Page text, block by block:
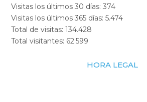
Visitas los últimos 30 días:374
Visitas los últimos 365 días:5.474
Total de visitas:134.428
Total visitantes: 62.599
HORA LEGAL